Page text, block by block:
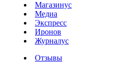
Магазинус
Медиа
Экспресс
Иронов
Журналус
Отзывы